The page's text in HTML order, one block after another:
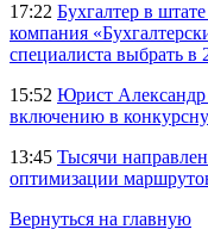
17:22 Бухгалтер в
компания
специалиста выбрать в
15:52 Юрист
включению в
13:45 Тысячи
оптимизации
Вернуться на главную